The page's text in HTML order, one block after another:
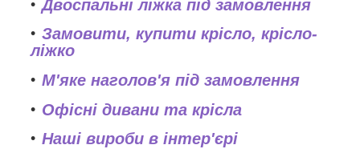
Двоспальні ліжка під замовлення
Замовити, купити крісло, крісло-
ліжко
М'яке наголов'я під замовлення
Офісні дивани та крісла
Наші вироби в інтер'єрі